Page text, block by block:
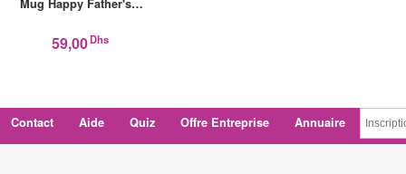
Mug Happy Father's…
59,00Dhs
Contact Aide Quiz Offre Entreprise Annuaire